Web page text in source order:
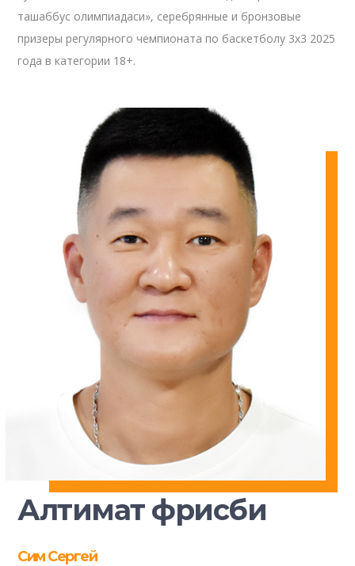
ташаббус олимпиадаси», серебрянные и бронзовые
призеры регулярного чемпионата по баскетболу 3х3 2025
года в категории 18+.
Алтимат фрисби
Сим Сергей